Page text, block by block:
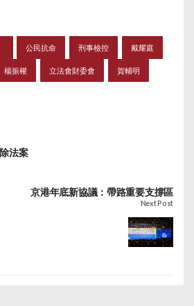
公民抗命 刑事檢控 戴耀庭
楊振權 立法會財委會 賀輔明
法案
京港年底新協議：帶路重要支撐區
Next Post